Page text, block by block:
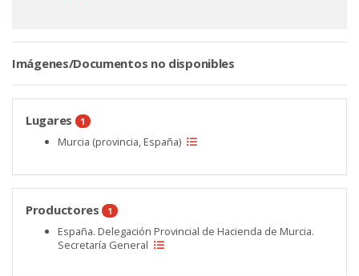
Imágenes/Documentos no disponibles
Lugares 1
Murcia (provincia, España)
Productores 1
España. Delegación Provincial de Hacienda de Murcia.
Secretaría General